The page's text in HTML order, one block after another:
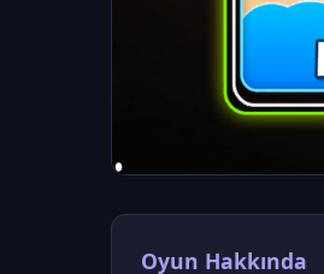
Oyun Hakkında